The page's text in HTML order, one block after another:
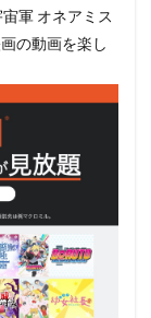
軍 オネアミス
の動画を楽し